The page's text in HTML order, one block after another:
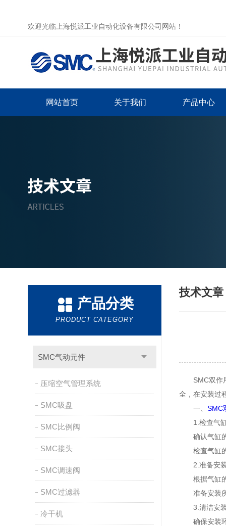
欢迎光临上海悦派工业自动化设备有限公司网站！
网站首页 关于我们 产品中心
产品分类
PRODUCT CATEGORY
SMC气动元件
压缩空气管理系统
SMC吸盘
SMC比例阀
SMC接头
SMC调速阀
SMC过滤器
冷干机
技术文章
SMC双作用
全，在安装过
一、 SMC
1.检查气缸
确认气缸的
检查气缸的
2.准备安装
根据气缸的
准备安装所
3.清洁安装
确保安装环